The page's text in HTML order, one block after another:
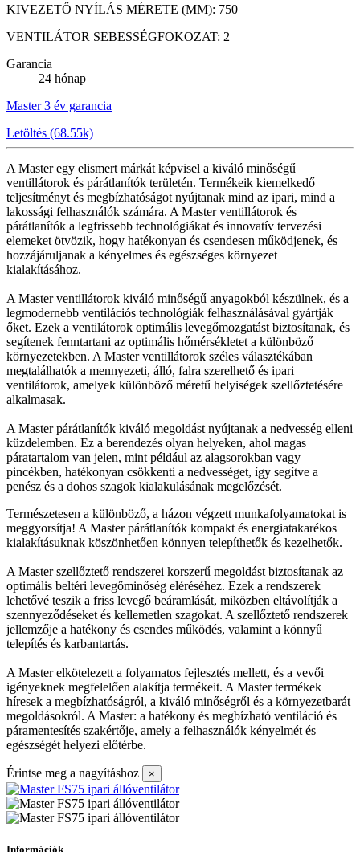
KIVEZETŐ NYÍLÁS MÉRETE (MM): 750
VENTILÁTOR SEBESSÉGFOKOZAT: 2
Garancia
24 hónap
Master 3 év garancia
Letöltés (68.55k)
A Master egy elismert márkát képvisel a kiváló minőségű
ventillátorok és párátlanítók területén. Termékeik kiemelkedő
teljesítményt és megbízhatóságot nyújtanak mind az ipari, mind a
lakossági felhasználók számára. A Master ventillátorok és
párátlanítók a legfrissebb technológiákat és innovatív tervezési
elemeket ötvözik, hogy hatékonyan és csendesen működjenek, és
hozzájáruljanak a kényelmes és egészséges környezet
kialakításához.
A Master ventillátorok kiváló minőségű anyagokból készülnek, és a
legmodernebb ventilációs technológiák felhasználásával gyártják
őket. Ezek a ventilátorok optimális levegőmozgatást biztosítanak, és
segítenek fenntartani az optimális hőmérsékletet a különböző
környezetekben. A Master ventillátorok széles választékában
megtalálhatók a mennyezeti, álló, falra szerelhető és ipari
ventilátorok, amelyek különböző méretű helyiségek szellőztetésére
alkalmasak.
A Master párátlanítók kiváló megoldást nyújtanak a nedvesség elleni
küzdelemben. Ez a berendezés olyan helyeken, ahol magas
páratartalom van jelen, mint például az alagsorokban vagy
pincékben, hatékonyan csökkenti a nedvességet, így segítve a
penész és a dohos szagok kialakulásának megelőzését.
Természetesen a különböző, a házon végzett munkafolyamatokat is
meggyorsítja! A Master párátlanítók kompakt és energiatakarékos
kialakításuknak köszönhetően könnyen telepíthetők és kezelhetők.
A Master szellőztető rendszerei korszerű megoldást biztosítanak az
optimális beltéri levegőminőség eléréséhez. Ezek a rendszerek
lehetővé teszik a friss levegő beáramlását, miközben eltávolítják a
szennyeződéseket és kellemetlen szagokat. A szellőztető rendszerek
jellemzője a hatékony és csendes működés, valamint a könnyű
telepítés és karbantartás.
A Master elkötelezett a folyamatos fejlesztés mellett, és a vevői
igényeknek megfelelően alakítja termékeit. A Master termékek
híresek a megbízhatóságról, a kiváló minőségről és a környezetbarát
megoldásokról. A Master: a hatékony és megbízható ventiláció és
páramentesítés szakértője, amely a felhasználók kényelmét és
egészségét helyezi előtérbe.
Érintse meg a nagyításhoz ×
Információk